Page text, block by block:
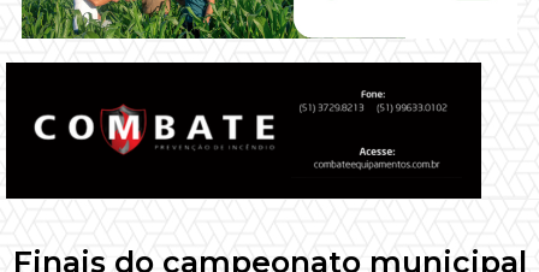
Finais do campeonato municipal